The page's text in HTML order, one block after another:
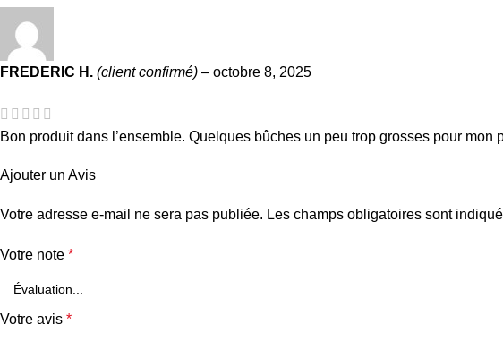
FREDERIC H. (client confirmé) – octobre 8, 2025
Bon produit dans l’ensemble. Quelques bûches un peu trop grosses pour mon
Ajouter un Avis
Votre adresse e-mail ne sera pas publiée. Les champs obligatoires sont
Votre note *
Votre avis *